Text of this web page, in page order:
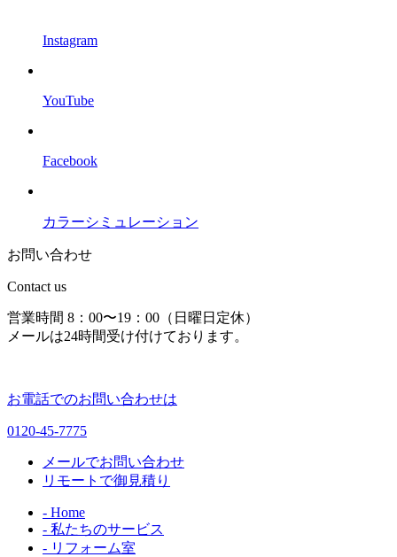
Instagram
YouTube
Facebook
カラーシミュレーション
お問い合わせ
Contact us
営業時間 8：00〜19：00（日曜日定休）
メールは24時間受け付けております。
お電話でのお問い合わせは
0120-45-7775
メールでお問い合わせ
リモートで御見積り
- Home
- 私たちのサービス
- リフォーム室